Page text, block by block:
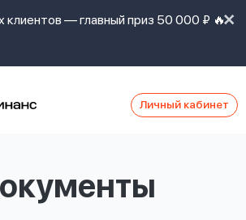
клиентов — главный приз 50 000 ₽ 🔥
Личный кабинет